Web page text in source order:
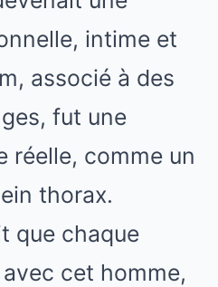
intime et
associé à des
fut une
réelle, comme un
thorax.
que chaque
cet homme,